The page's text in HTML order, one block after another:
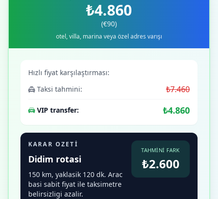
₺4.860
(€90)
otel, villa, marina veya özel adres varışı
Hızlı fiyat karşılaştırması:
Taksi tahmini:
₺7.460
VIP transfer: ₺4.860
KARAR OZETI
Didim rotasi
150 km, yaklasik 120 dk. Arac
basi sabit fiyat ile taksimetre
belirsizligi azalir.
TAHMINI FARK
₺2.600